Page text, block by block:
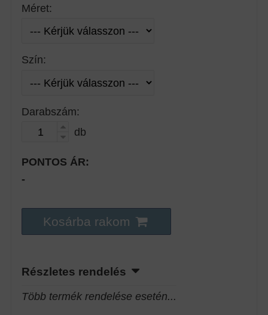
Méret:
Szín:
Darabszám:
db
PONTOS ÁR:
-
Kosárba rakom
Részletes rendelés
Több termék rendelése esetén...